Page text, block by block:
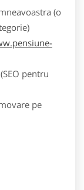
(o
pentru
pe